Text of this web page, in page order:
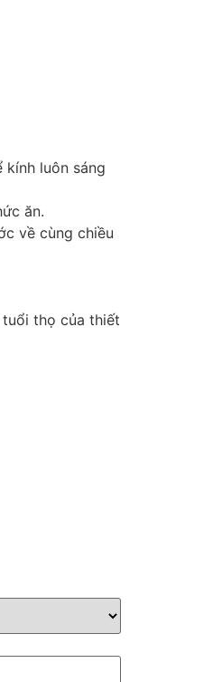
luôn sáng
ăn.
về cùng chiều
thọ của thiết